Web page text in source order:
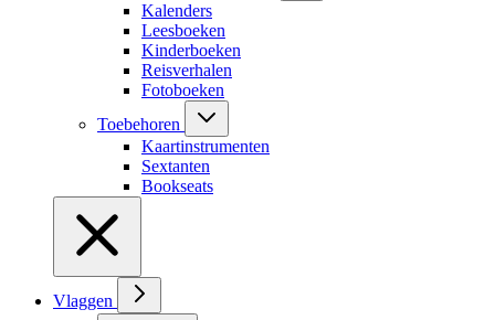
Kalenders
Leesboeken
Kinderboeken
Reisverhalen
Fotoboeken
Toebehoren
Kaartinstrumenten
Sextanten
Bookseats
Vlaggen